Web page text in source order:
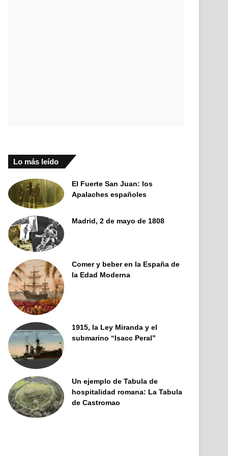
Lo más leído
El Fuerte San Juan: los
Apalaches españoles
Madrid, 2 de mayo de 1808
Comer y beber en la España de
la Edad Moderna
1915, la Ley Miranda y el
submarino “Isacc Peral”
Un ejemplo de Tabula de
hospitalidad romana: La Tabula
de Castromao